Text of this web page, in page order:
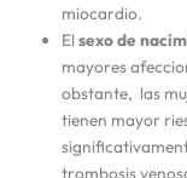
miocardio.
Elsexo de
mayores
obstante, las
tienen mayor
trombosis